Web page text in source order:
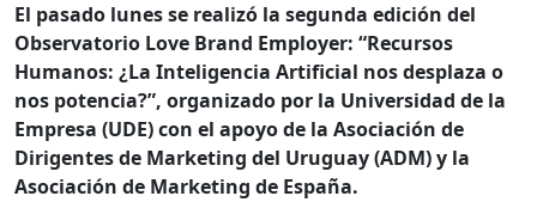
El pasado lunes se realizó la segunda edición del
Observatorio Love Brand Employer: “Recursos
Humanos: ¿La Inteligencia Artificial nos desplaza o
nos potencia?”, organizado por la Universidad de la
Empresa (UDE) con el apoyo de la Asociación de
Dirigentes de Marketing del Uruguay (ADM) y la
Asociación de Marketing de España.